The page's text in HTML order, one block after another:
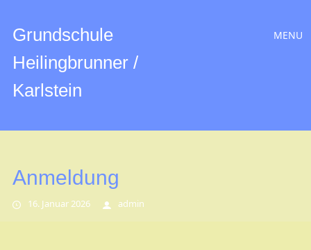
Grundschule
Heilingbrunner /
Karlstein
MENU
Anmeldung
16. Januar 2026 admin